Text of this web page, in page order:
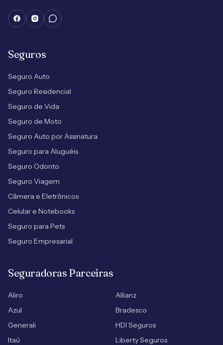
Seguros
Seguro Auto
Seguro Residencial
Seguro de Vida
Seguro de Moto
Seguro Auto por Assinatura
Seguro para Aluguéis
Seguro Odonto
Seguro Viagem
Câmera e Eletrônicos
Celular e Notebooks
Seguro para Pets
Seguro Empresarial
Seguradoras Parceiras
Aliro
Allianz
Azul
Bradesco
Generali
HDI Seguros
Itaú
Liberty Seguros